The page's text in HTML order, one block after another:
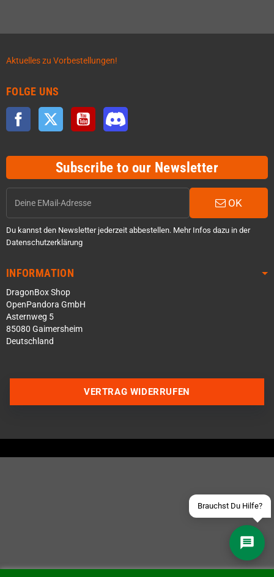
Aktuelles zu Vorbestellungen!
FOLGE UNS
Facebook Twitter YouTube
Subscribe to our Newsletter
OK
Du kannst den Newsletter jederzeit abbestellen. Mehr Infos dazu in der
Datenschutzerklärung
INFORMATION
DragonBox Shop
OpenPandora GmbH
Asternweg 5
85080 Gaimersheim
Deutschland
Brauchst Du Hilfe?
Über WhatsApp schreiben
Schick uns eine eMail
VERTRAG WIDERRUFEN